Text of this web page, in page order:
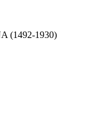
(1492-1930)